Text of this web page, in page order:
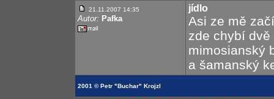
21.11.2007 14:35
Autor: Pafka
jídlo
Asi ze mě
zde chybí
mimosianský
a šamanský
2001 © Petr "Buchar" Krojzl